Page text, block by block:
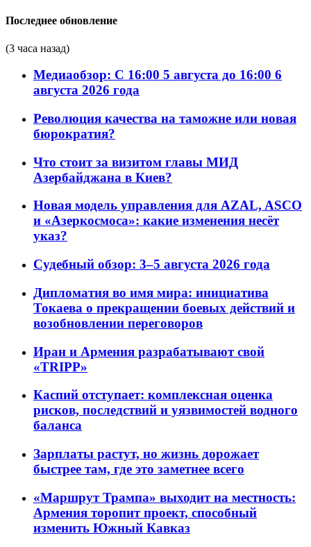
Последнее обновление
(3 часа назад)
Медиаобзор: С 16:00 5 августа до 16:00 6
августа 2026 года
Революция качества на таможне или новая
бюрократия?
Что стоит за визитом главы МИД
Азербайджана в Киев?
Новая модель управления для AZAL, ASCO
и «Азеркосмоса»: какие изменения несёт
указ?
Судебный обзор: 3–5 августа 2026 года
Дипломатия во имя мира: инициатива
Токаева о прекращении боевых действий и
возобновлении переговоров
Иран и Армения разрабатывают свой
«TRIPP»
Каспий отступает: комплексная оценка
рисков, последствий и уязвимостей водного
баланса
Зарплаты растут, но жизнь дорожает
быстрее там, где это заметнее всего
«Маршрут Трампа» выходит на местность:
Армения торопит проект, способный
изменить Южный Кавказ